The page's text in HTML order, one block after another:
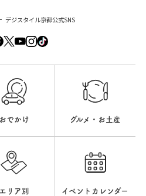
デジスタイル京都公式SNS
おでかけ グルメ・お土産
エリア別 イベントカレンダー